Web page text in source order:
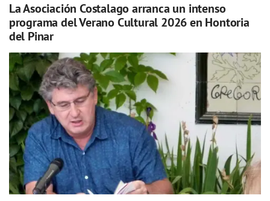
La Asociación Costalago arranca un intenso
programa del Verano Cultural 2026 en Hontoria
del Pinar